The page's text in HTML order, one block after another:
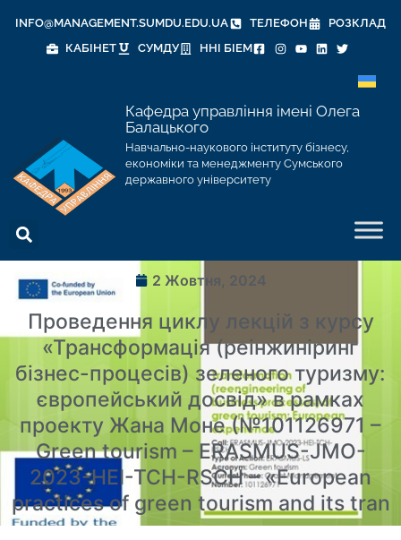
INFO@MANAGEMENT.SUMDU.EDU.UA ТЕЛЕФОН
РОЗКЛАД
КАБІНЕТ
СУМДУ ННІ БІЕМ
Кафедра управління імені Олега
Балацького
Навчально-наукового інституту бізнесу,
економіки та менеджменту Сумського
державного університету
2 Жовтня, 2024
Проведення циклу лекцій з курсу
«Трансформація (реінжиніринг
бізнес-процесів) зеленого туризму:
європейський досвід» в рамках
проекту Жана Моне (№101126971 –
Green tourism – ERASMUS-JMO-
2023-HEI-TCH-RSCH – «European
practices of green tourism and its tran